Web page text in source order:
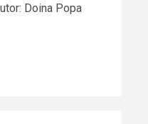
Doina Popa